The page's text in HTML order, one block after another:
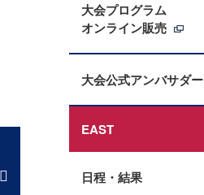
大会プログラム
オンライン販売
大会公式アンバサダー
EAST
日程・結果